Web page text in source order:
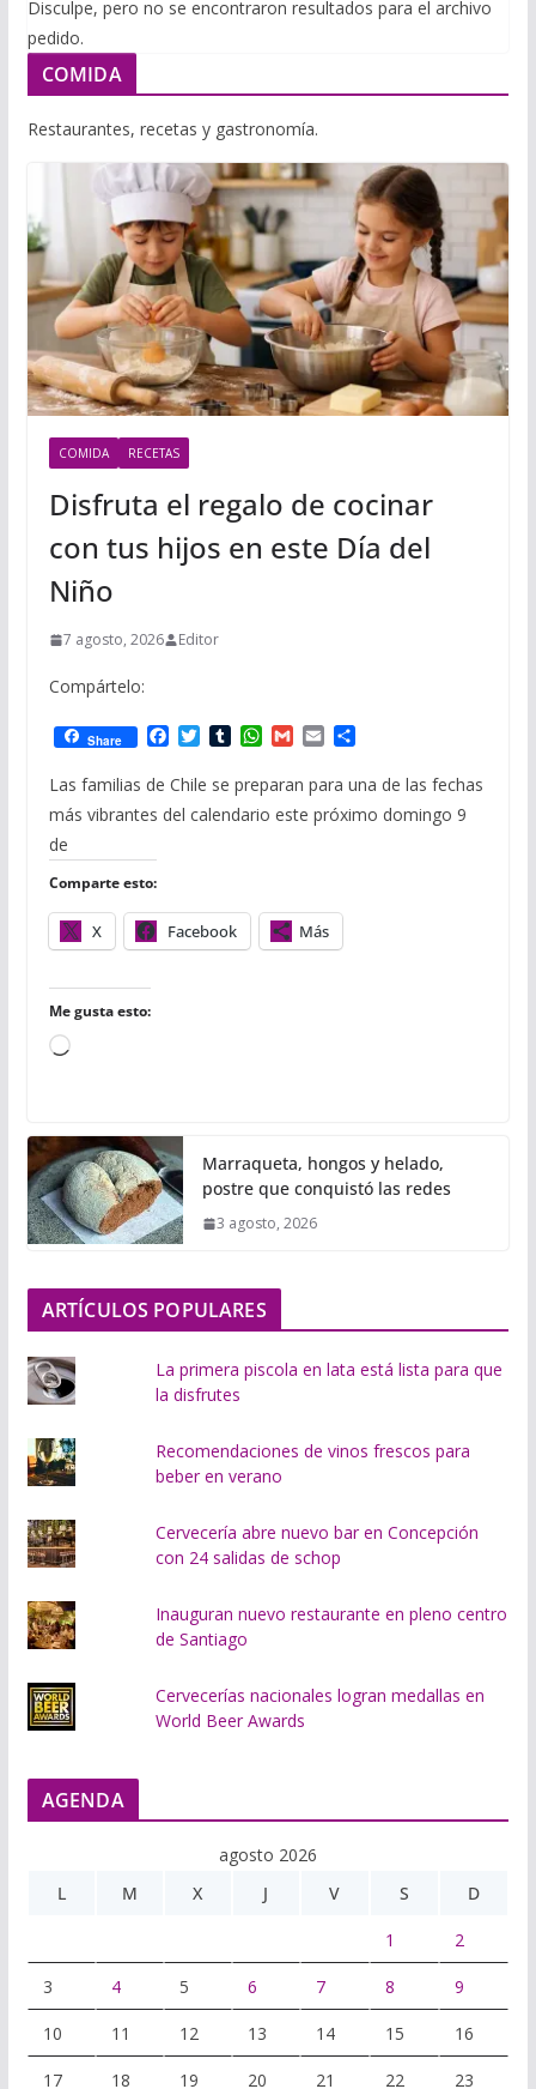
Disculpe, pero no se encontraron resultados para el archivo
pedido.
COMIDA
Restaurantes, recetas y gastronomía.
COMIDA RECETAS
Disfruta el regalo de cocinar
con tus hijos en este Día del
Niño
7 agosto, 2026 Editor
Compártelo:
Share
F
c
b
T
i
t
T
m
b
l
W
a
t
s
G
a
l
E
a
l
C
m
a
Las familias de Chile se preparan para una de las fechas
más vibrantes del calendario este próximo domingo 9
de
Comparte esto:
X Facebook Más
Me gusta esto:
C
g
a
n
d
.
.
Marraqueta, hongos y helado,
postre que conquistó las redes
3 agosto, 2026
ARTÍCULOS POPULARES
La primera piscola en lata está lista para que
la disfrutes
Recomendaciones de vinos frescos para
beber en verano
Cervecería abre nuevo bar en Concepción
con 24 salidas de schop
Inauguran nuevo restaurante en pleno centro
de Santiago
Cervecerías nacionales logran medallas en
World Beer Awards
AGENDA
agosto 2026
L
M X J V S D
1 2
3 4 5 6 7 8 9
10 11 12 13 14 15 16
17 18 19 20 21 22 23
m
a
t
i